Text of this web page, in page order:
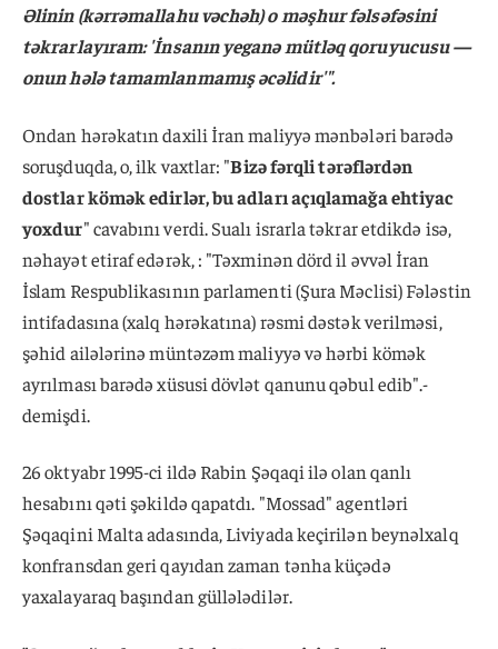
Əlinin (kərrəmallahu vəchəh) o məşhur fəlsəfəsini
təkrarlayıram: 'İnsanın yeganə mütləq qoruyucusu —
onun hələ tamamlanmamış əcəlidir'".
Ondan hərəkatın daxili İran maliyyə mənbələri barədə
soruşduqda, o, ilk vaxtlar: "Bizə fərqli tərəflərdən
dostlar kömək edirlər, bu adları açıqlamağa ehtiyac
yoxdur" cavabını verdi. Sualı israrla təkrar etdikdə isə,
nəhayət etiraf edərək, : "Təxminən dörd il əvvəl İran
İslam Respublikasının parlamenti (Şura Məclisi) Fələstin
intifadasına (xalq hərəkatına) rəsmi dəstək verilməsi,
şəhid ailələrinə müntəzəm maliyyə və hərbi kömək
ayrılması barədə xüsusi dövlət qanunu qəbul edib".-
demişdi.
26 oktyabr 1995-ci ildə Rabin Şəqaqi ilə olan qanlı
hesabını qəti şəkildə qapatdı. "Mossad" agentləri
Şəqaqini Malta adasında, Liviyada keçirilən beynəlxalq
konfransdan geri qayıdan zaman tənha küçədə
yaxalayaraq başından güllələdilər.